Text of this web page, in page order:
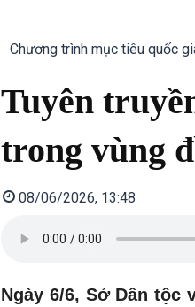
Chương trình mục tiêu quốc
Tuyên
trong vùng
08/06/2026, 13:48
Ngày 6/6, Sở Dân tộc